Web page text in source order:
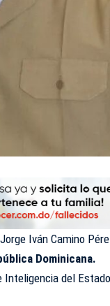
Iván Camino
Dominicana.
del